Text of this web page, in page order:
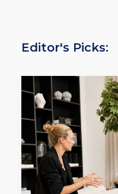
Editor's Picks: